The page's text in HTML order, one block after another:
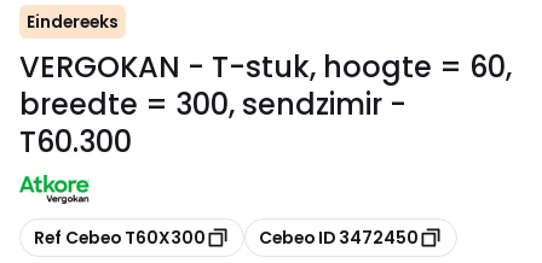
Eindereeks
VERGOKAN - T-stuk, hoogte = 60,
breedte = 300, sendzimir -
T60.300
Kopiëren
Ref Cebeo T60X300 Kopiëren
Cebeo ID 3472450